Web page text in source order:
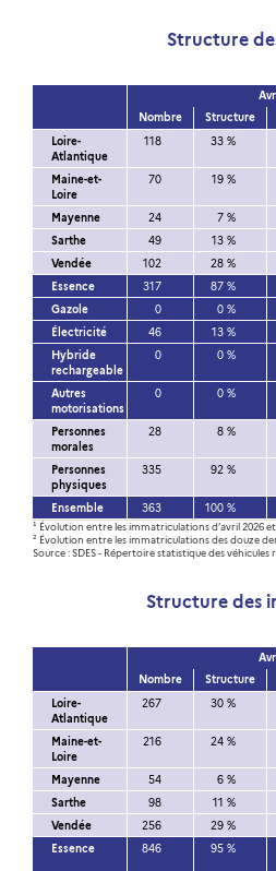
Structure
Nombre
Structure
Loire-
Atlantique
118 33 %
Maine-et-
Loire
70 19 %
Mayenne 24 7 %
Sarthe
49 13 %
Vendée
102 28 %
Essence
317 87 %
Gazole
0 0 %
Électricité
46 13 %
Hybride
rechargeable
0 0 %
Autres
motorisations
0 0 %
Personnes
morales
28 8 %
Personnes
physiques
335 92 %
Ensemble 363 100 %
¹ Évolution entre les immatriculations d’avril 2026 et
² Évolution entre les immatriculations des douze
Source : SDES - Répertoire statistique des véhicules
Structure des
Nombre
Structure
Loire-
Atlantique
267 30 %
Maine-et-
Loire
216 24 %
Mayenne 54 6 %
Sarthe
98 11 %
Vendée
256 29 %
Essence
846 95 %